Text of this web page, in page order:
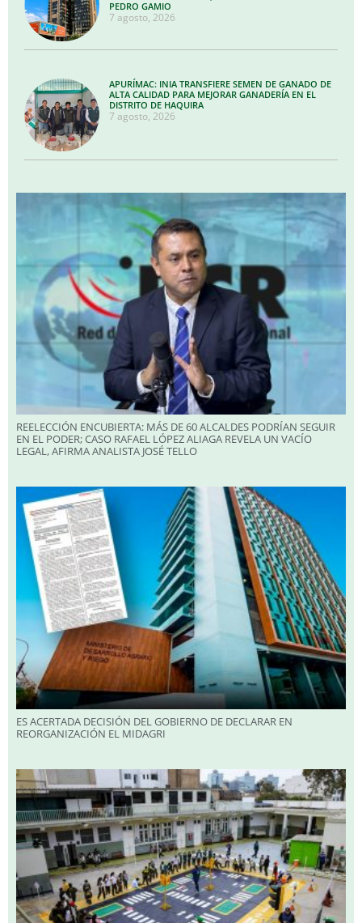
PEDRO GAMIO
7 agosto, 2026
APURÍMAC: INIA TRANSFIERE SEMEN DE GANADO DE
ALTA CALIDAD PARA MEJORAR GANADERÍA EN EL
DISTRITO DE HAQUIRA
7 agosto, 2026
REELECCIÓN ENCUBIERTA: MÁS DE 60 ALCALDES PODRÍAN SEGUIR
EN EL PODER; CASO RAFAEL LÓPEZ ALIAGA REVELA UN VACÍO
LEGAL, AFIRMA ANALISTA JOSÉ TELLO
ES ACERTADA DECISIÓN DEL GOBIERNO DE DECLARAR EN
REORGANIZACIÓN EL MIDAGRI